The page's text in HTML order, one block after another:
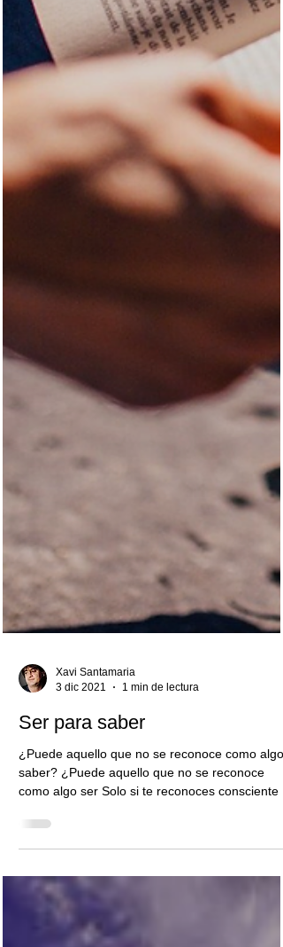
3 dic 2021
1 min de lectura
Ser para saber
¿Puede aquello que no se reconoce como algo
como algo ser Solo si te reconoces consciente o